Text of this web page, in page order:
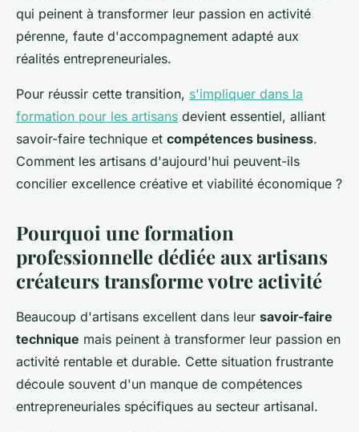
qui peinent à transformer leur passion en activité
pérenne, faute d'accompagnement adapté aux
réalités entrepreneuriales.
Pour réussir cette transition, s'impliquer dans la
formation pour les artisans devient essentiel, alliant
savoir-faire technique et compétences business.
Comment les artisans d'aujourd'hui peuvent-ils
concilier excellence créative et viabilité économique ?
Pourquoi une formation
professionnelle dédiée aux artisans
créateurs transforme votre activité
Beaucoup d'artisans excellent dans leur savoir-faire
technique mais peinent à transformer leur passion en
activité rentable et durable. Cette situation frustrante
découle souvent d'un manque de compétences
entrepreneuriales spécifiques au secteur artisanal.